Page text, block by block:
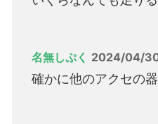
名無しぷく 2024/04/
確かに他のアクセの